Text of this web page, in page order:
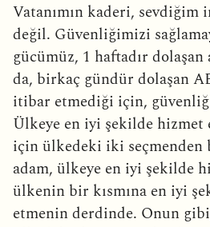
Vatanımın kaderi, sevdiğim
değil. Güvenliğimizi
gücümüz, 1 haftadır
da, birkaç gündür dolaşan
itibar etmediği için,
Ülkeye en iyi şekilde
için ülkedeki iki
adam, ülkeye en iyi şekilde
ülkenin bir kısmına en iyi
etmenin derdinde. Onun